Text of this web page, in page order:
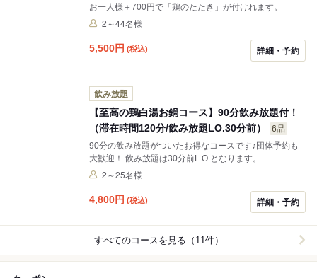
お一人様＋700円で「鶏のたたき」が付けれます。
2～44名様
5,500円 (税込) 詳細・予約
飲み放題
【至高の鶏白湯お鍋コース】90分飲み放題付！
（滞在時間120分/飲み放題LO.30分前）
6品
90分の飲み放題がついたお得なコースです♪団体予約も
大歓迎！ 飲み放題は30分前L.O.となります。
2～25名様
4,800円 (税込) 詳細・予約
すべてのコースを見る（11件）